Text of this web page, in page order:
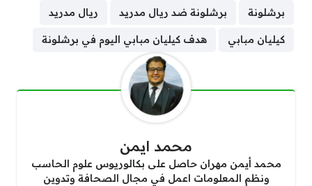
برشلونة برشلونة ضد ريال مدريد ريال مدريد
كيليان مبابي هدف كيليان مبابي اليوم في برشلونة
محمد ايمن
محمد أيمن مهران حاصل على بكالوريوس علوم الحاسب
ونظم المعلومات اعمل في مجال الصحافة وتدوين